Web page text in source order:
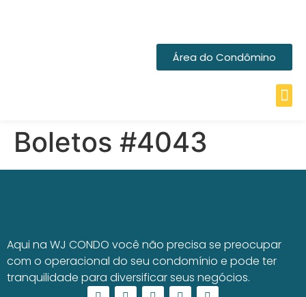
Área do Condômino
Boletos #4043
Aqui na WJ CONDO você não precisa se preocupar
com o operacional do seu condomínio e pode ter
tranquilidade para diversificar seus negócios.